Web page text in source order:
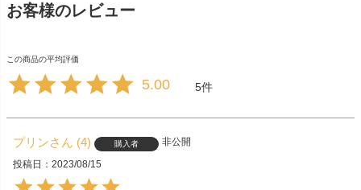
お客様のレビュー
5.00 5
プリン 4 購入者
非公開
投稿日
2023/08/15